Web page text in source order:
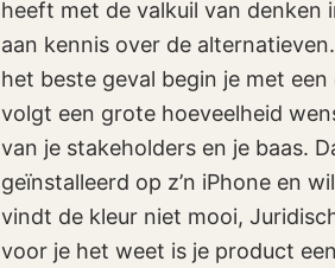
heeft met de valkuil van
aan kennis over de
het beste geval begin je met
volgt een grote hoeveelheid
van je stakeholders en je baas.
geïnstalleerd op z’n iPhone en
vindt de kleur niet mooi,
voor je het weet is je product